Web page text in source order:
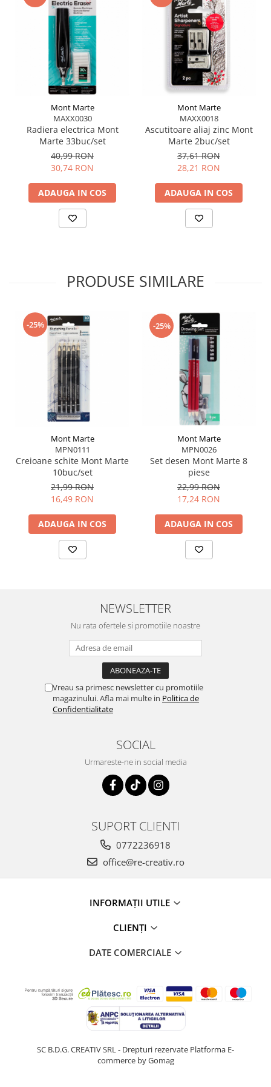
umbrire
Potrivit pentru hârtie, carton și alte suporturi de
Recomandat pentru artiști, studenți și pasionați
de desen
Recomandări de utilizare
Ascute creioanele cu grijă pentru a menține
precizia
Combină diferitele grade de grafit pentru efecte
complexe
Depozitează creioanele într-un loc uscat și
protejat de umezeală
Mont Marte
MAXX0030
Radiera electrica Mont
Marte 33buc/set
40,99 RON
30,74 RON
ADAUGA IN COS
Mont Marte
MAXX0018
Ascutitoare aliaj zinc Mont
Marte 2buc/set
37,61 RON
28,21 RON
ADAUGA IN COS
PRODUSE SIMILARE
-25%
Mont Marte
MPN0111
Creioane schite Mont Marte
10buc/set
21,99 RON
16,49 RON
ADAUGA IN COS
-25%
Mont Marte
MPN0026
Set desen Mont Marte 8
piese
22,99 RON
17,24 RON
ADAUGA IN COS
NEWSLETTER
Nu rata ofertele si promotiile noastre
Vreau sa primesc newsletter cu promotiile
magazinului. Afla mai multe in Politica de
Confidentialitate
SOCIAL
Urmareste-ne in social media
SUPORT CLIENTI
0772236918
office@re-creativ.ro
INFORMAȚII UTILE
CLIENȚI
DATE COMERCIALE
SC B.D.G. CREATIV SRL - Drepturi rezervate Platforma E-
commerce by Gomag